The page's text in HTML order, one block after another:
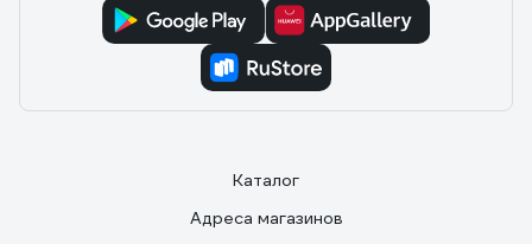
Каталог
Адреса магазинов